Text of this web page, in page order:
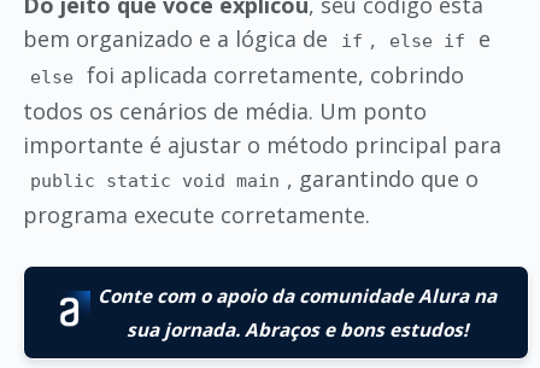
bem organizado e a lógica de
if , else if e
else
foi aplicada corretamente, cobrindo
todos os cenários de média. Um ponto
importante é ajustar o método principal para
public static void main , garantindo que o
programa execute corretamente.
Conte com o apoio da comunidade Alura na
sua jornada. Abraços e bons estudos!